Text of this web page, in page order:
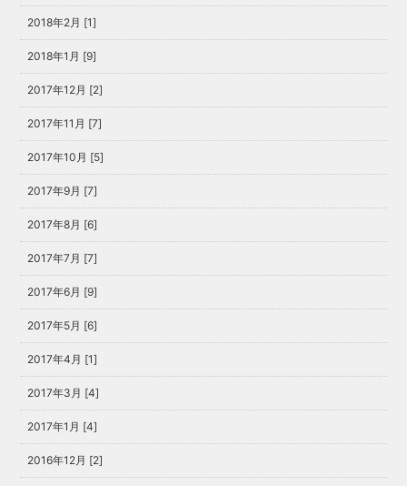
2018年2月 [1]
2018年1月 [9]
2017年12月 [2]
2017年11月 [7]
2017年10月 [5]
2017年9月 [7]
2017年8月 [6]
2017年7月 [7]
2017年6月 [9]
2017年5月 [6]
2017年4月 [1]
2017年3月 [4]
2017年1月 [4]
2016年12月 [2]